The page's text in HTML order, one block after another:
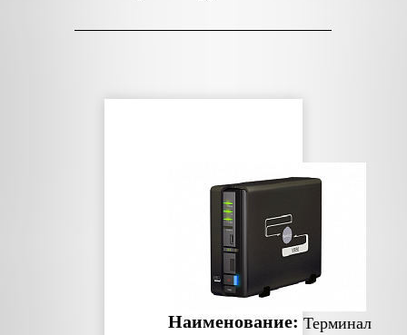
Наименование: Терминал